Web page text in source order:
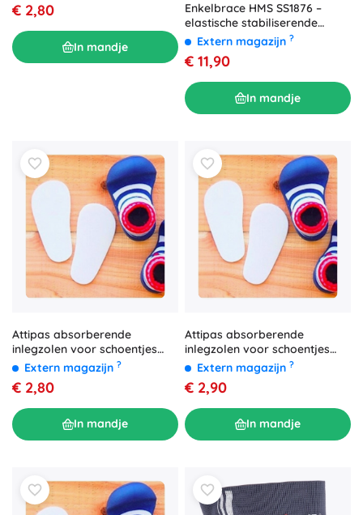
€ 2,80
In mandje
Enkelbrace HMS SS1876 –
elastische stabiliserende
bandage met verstevigingen
Extern magazijn ?
€ 11,90
In mandje
Attipas absorberende
inlegzolen voor schoentjes
maat S
Extern magazijn ?
€ 2,80
In mandje
Attipas absorberende
inlegzolen voor schoentjes
XXL (135–145 mm)
Extern magazijn ?
€ 2,90
In mandje